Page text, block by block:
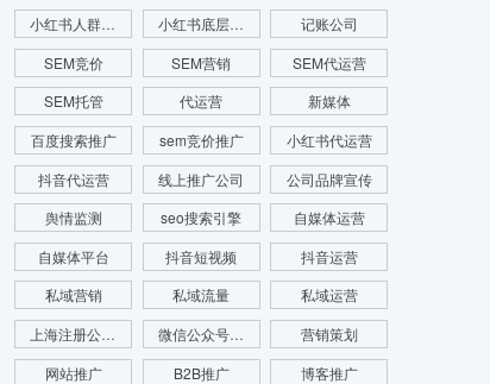
小红书人群画像
小红书底层逻辑
记账公司
SEM竞价
SEM营销
SEM代运营
SEM托管
代运营
新媒体
百度搜索推广
sem竞价推广
小红书代运营
抖音代运营
线上推广公司
公司品牌宣传
舆情监测
seo搜索引擎
自媒体运营
自媒体平台
抖音短视频
抖音运营
私域营销
私域流量
私域运营
上海注册公司费用
微信公众号运营
营销策划
网站推广
B2B推广
博客推广